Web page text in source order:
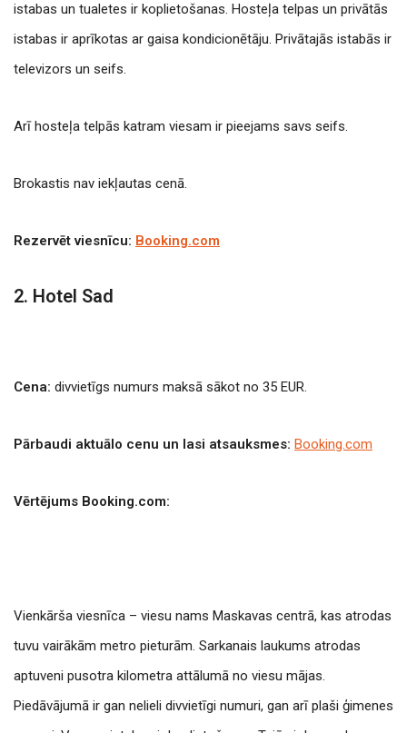
istabas un tualetes ir koplietošanas. Hosteļa telpas un privātās
istabas ir aprīkotas ar gaisa kondicionētāju. Privātajās istabās ir
televizors un seifs.
Arī hosteļa telpās katram viesam ir pieejams savs seifs.
Brokastis nav iekļautas cenā.
Rezervēt viesnīcu: Booking.com
2. Hotel Sad
Cena: divvietīgs numurs maksā sākot no 35 EUR.
Pārbaudi aktuālo cenu un lasi atsauksmes: Booking.com
Vērtējums Booking.com:
Vienkārša viesnīca – viesu nams Maskavas centrā, kas atrodas
tuvu vairākām metro pieturām. Sarkanais laukums atrodas
aptuveni pusotra kilometra attālumā no viesu mājas.
Piedāvājumā ir gan nelieli divvietīgi numuri, gan arī plaši ģimenes